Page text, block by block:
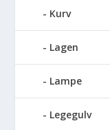
Kurv
Lagen
Lampe
Legegulv